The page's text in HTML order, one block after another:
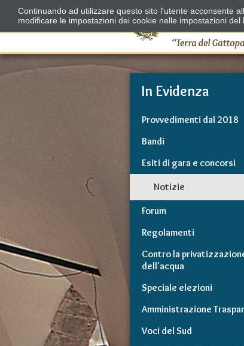
In Evidenza
Provvedimenti dal 2018
Bandi
Esiti di gara e concorsi
Notizie
Forum
Regolamenti
Contro la
dell'acqua
Speciale elezioni
Amministrazione
Voci del Sud
Continuando ad utilizzare questo sito l'utente acconsente
modificare le impostazioni dei cookie nelle impostazioni